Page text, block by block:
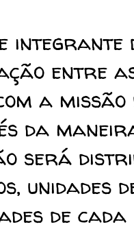
integrante
entre
a
da
será
unidades
de cada